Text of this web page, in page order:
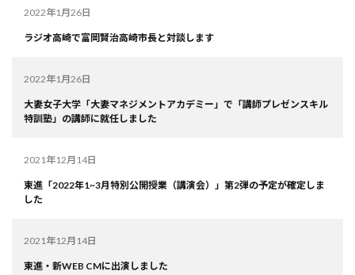
2022年1月26日
ラジオ高崎で富岡賢治高崎市長と対談します
2022年1月26日
大妻女子大学「大妻マネジメントアカデミー」で「講師プレゼンスキル
特訓塾」の講師に就任しました
2021年12月14日
東進「2022年1~3月特別公開授業（講演会）」第2弾の予定が確定しま
した
2021年12月14日
東進・新WEB CMに出演しました